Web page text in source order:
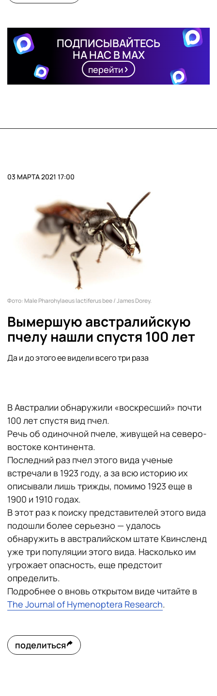
ПОДПИСЫВАЙТЕСЬ
НА НАС В MAX
перейти
03 МАРТА 2021 17:00
Фото: Male Pharohylaeus lactiferus bee / James Dorey.
Вымершую австралийскую
пчелу нашли спустя 100 лет
Да и до этого ее видели всего три раза
В Австралии обнаружили «воскресший» почти
100 лет спустя вид пчел.
Речь об одиночной пчеле, живущей на северо-
востоке континента.
Последний раз пчел этого вида ученые
встречали в 1923 году, а за всю историю их
описывали лишь трижды, помимо 1923 еще в
1900 и 1910 годах.
В этот раз к поиску представителей этого вида
подошли более серьезно — удалось
обнаружить в австралийском штате Квинсленд
уже три популяции этого вида. Насколько им
угрожает опасность, еще предстоит
определить.
Подробнее о вновь открытом виде читайте в
The Journal of Hymenoptera Research.
поделиться